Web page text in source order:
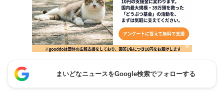
まいどなニュースをGoogle検索でフォローする